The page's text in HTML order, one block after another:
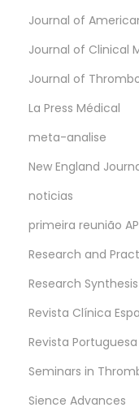
Journal of
Journal of Clinical
Journal of
La Press Médical
meta-analise
New England
noticias
primeira reunião
Research and
Research
Revista Clínica
Revista
Seminars in
Sience Advances